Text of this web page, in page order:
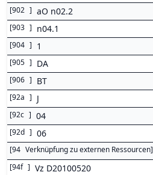
[902 ] aO n02.2
[903 ] n04.1
[904 ] 1
[905 ] DA
[906 ] BT
[92a ] J
[92c ] 04
[92d ] 06
[94 Verknüpfung zu externen Ressourcen]
[94f ] Vz D20100520